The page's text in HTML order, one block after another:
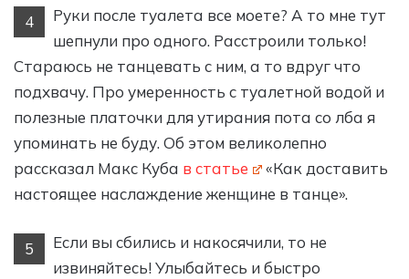
4
Руки после туалета все моете? А то мне тут
шепнули про одного. Расстроили только!
Стараюсь не танцевать с ним, а то вдруг что
подхвачу. Про умеренность с туалетной водой и
полезные платочки для утирания пота со лба я
упоминать не буду. Об этом великолепно
рассказал Макс Куба в статье
«Как доставить
настоящее наслаждение женщине в танце».
5
Если вы сбились и накосячили, то не
извиняйтесь! Улыбайтесь и быстро